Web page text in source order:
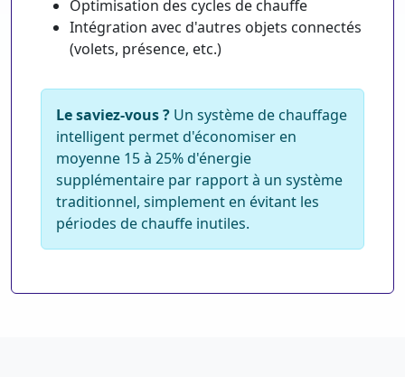
Optimisation des cycles de chauffe
Intégration avec d'autres objets connectés
(volets, présence, etc.)
Le saviez-vous ? Un système de chauffage
intelligent permet d'économiser en
moyenne 15 à 25% d'énergie
supplémentaire par rapport à un système
traditionnel, simplement en évitant les
périodes de chauffe inutiles.